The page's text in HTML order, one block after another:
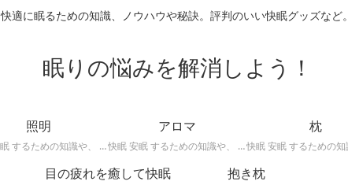
快適に眠るための知識、ノウハウや秘訣。評判のいい快眠グッズなど。
眠りの悩みを解消しよう！
照明
快眠 安眠 するための知識や、 枕 、 照明 、 アロマ など、おすすめの グッズ などを紹介。 快眠 安眠 のための 照明 フロアライト テーブルライト デスクライト スタンドライト など。
アロマ
快眠 安眠 するための知識や、 枕 、 照明 、 アロマ など、おすすめの グッズ などを紹介。 エッセンシャルオイル をはじめ、 アロマオイル を利用した アロマランプ 、 アロマディフューザー 、 アロマスプレー などの紹介です。
枕
目の疲れを癒して快眠
抱き枕